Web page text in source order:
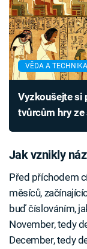
VĚDA A TECHNIKA
Vyzkoušejte si
tvůrcům hry ze
Jak vznikly
Před příchodem
měsíců,
buď číslováním,
November, tedy
December, tedy